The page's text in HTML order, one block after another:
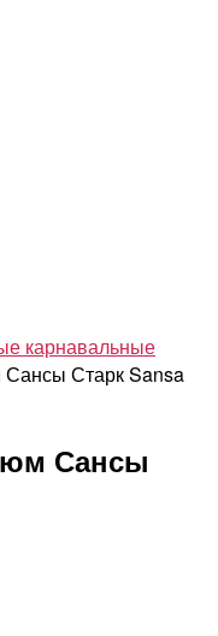
карнавальные
Старк Sansa
Сансы